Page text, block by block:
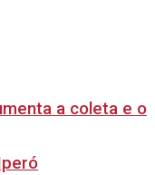
a coleta e o